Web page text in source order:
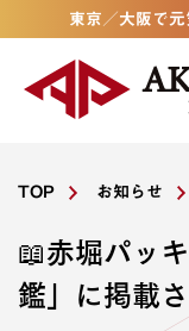
東京／大阪で元
設備・技術
お知らせ
TOP お知らせ
📖赤堀パッ
鑑」に掲載